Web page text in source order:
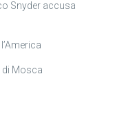
Snyder accusa
di Mosca